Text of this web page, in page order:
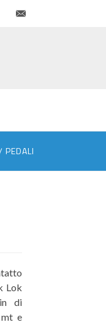
Instagram
PEDALI
Lok
di
e